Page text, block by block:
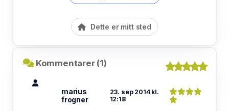
Dette er mitt sted
Kommentarer (1)
marius
frogner
23. sep 2014 kl.
12:18